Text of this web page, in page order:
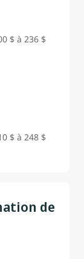
$ à 236 $
$ à 248 $
de